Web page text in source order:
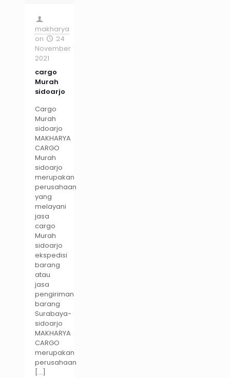
makharya
on
24
November
2021
cargo
Murah
sidoarjo
Cargo
Murah
sidoarjo
MAKHARYA
CARGO
Murah
sidoarjo
merupakan
perusahaan
yang
melayani
jasa
cargo
Murah
sidoarjo
ekspedisi
barang
atau
jasa
pengiriman
barang
Surabaya-
sidoarjo
MAKHARYA
CARGO
merupakan
perusahaan
[…]